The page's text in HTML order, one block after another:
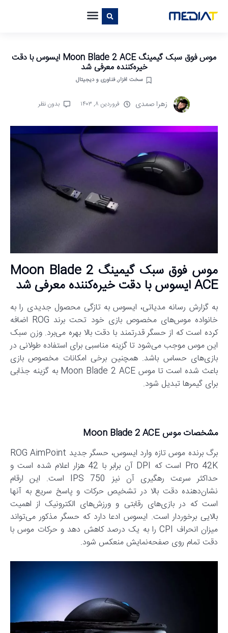
موس فوق سبک گیمینگ Moon Blade 2 ACE ایسوس با دقت
خیره‌کننده معرفی شد
سخت افزار,فناوری و دیجیتال
زهرا صمدی فروردین ۸, ۱۴۰۳ بدون نظر
موس فوق سبک گیمینگ Moon Blade 2
ACE ایسوس با دقت خیره‌کننده معرفی شد
به گزارش رسانه مدیاتی، ایسوس به‌ تازگی محصول جدیدی را به
خانواده موس‌های مخصوص بازی خود تحت برند ROG اضافه
کرده است که از حسگر قدرتمند با دقت بالا بهره می‌برد. وزن سبک
این موس موجب می‌شود تا گزینه مناسبی برای استفاده طولانی در
بازی‌های حساس باشد. همچنین برخی امکانات مخصوص بازی
باعث شده است تا موس Moon Blade 2 ACE به گزینه جذابی
برای گیمرها تبدیل شود.
مشخصات موس Moon Blade 2 ACE
برگ برنده موس تازه وارد ایسوس، حسگر جدید ROG AimPoint
Pro 42K است که DPI آن برابر با 42 هزار اعلام شده است و
حداکثر سرعت رهگیری آن نیز 750 IPS است. این ارقام
نشان‌دهنده دقت بالا در تشخیص حرکات و پاسخ سریع به آنها
است که در بازی‌های رقابتی و ورزش‌های الکترونیک از اهمیت
بالایی برخوردار است. ایسوس ادعا دارد که حسگر مذکور می‌تواند
میزان انحراف CPI را به یک درصد کاهش دهد و حرکات موس با
دقت تمام روی صفحه‌نمایش منعکس شود.